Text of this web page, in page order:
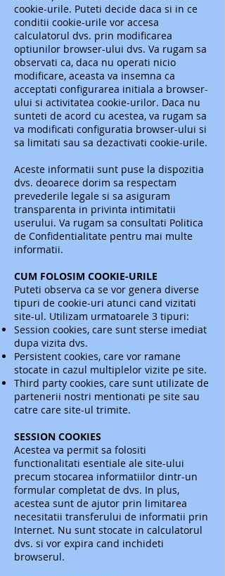
cookie-urile. Puteti decide daca si in ce
conditii cookie-urile vor accesa
calculatorul dvs. prin modificarea
optiunilor browser-ului dvs. Va rugam sa
observati ca, daca nu operati nicio
modificare, aceasta va insemna ca
acceptati configurarea initiala a browser-
ului si activitatea cookie-urilor. Daca nu
sunteti de acord cu acestea, va rugam sa
va modificati configuratia browser-ului si
sa limitati sau sa dezactivati cookie-urile.
Aceste informatii sunt puse la dispozitia
dvs. deoarece dorim sa respectam
prevederile legale si sa asiguram
transparenta in privinta intimitatii
userului. Va rugam sa consultati Politica
de Confidentialitate pentru mai multe
informatii.
CUM FOLOSIM COOKIE-URILE
Puteti observa ca se vor genera diverse
tipuri de cookie-uri atunci cand vizitati
site-ul. Utilizam urmatoarele 3 tipuri:
Session cookies, care sunt sterse imediat
dupa vizita dvs.
Persistent cookies, care vor ramane
stocate in cazul multiplelor vizite pe site.
Third party cookies, care sunt utilizate de
partenerii nostri mentionati pe site sau
catre care site-ul trimite.
SESSION COOKIES
Acestea va permit sa folositi
functionalitati esentiale ale site-ului
precum stocarea informatiilor dintr-un
formular completat de dvs. In plus,
acestea sunt de ajutor prin limitarea
necesitatii transferului de informatii prin
Internet. Nu sunt stocate in calculatorul
dvs. si vor expira cand inchideti
browserul.